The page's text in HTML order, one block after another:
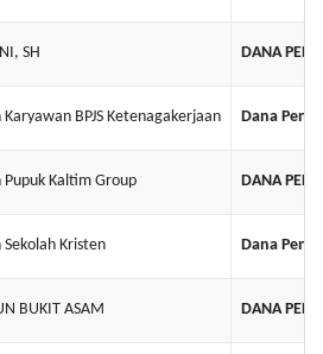
SH DANA
Karyawan BPJS Ketenagakerjaan Dana
Pupuk Kaltim Group DANA
Sekolah Kristen Dana
BUKIT ASAM DANA